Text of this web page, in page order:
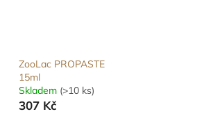
ZooLac PROPASTE
15ml
Skladem (>10 ks)
307 Kč